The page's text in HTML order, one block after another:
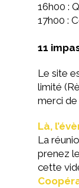
16h00 :
17h00 :
11
Le site
limité
merci de
Là,
La
prenez
cette